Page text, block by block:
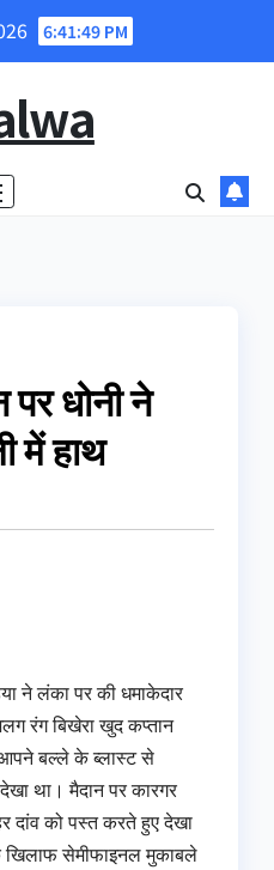
6:41:50 PM
पर धोनी ने
में हाथ
ने लंका पर की धमाकेदार
रंग बिखेरा खुद कप्तान
आपने बल्ले के ब्लास्ट से
था। मैदान पर कारगर
दांव को पस्त करते हुए देखा
सेमीफाइनल मुकाबले